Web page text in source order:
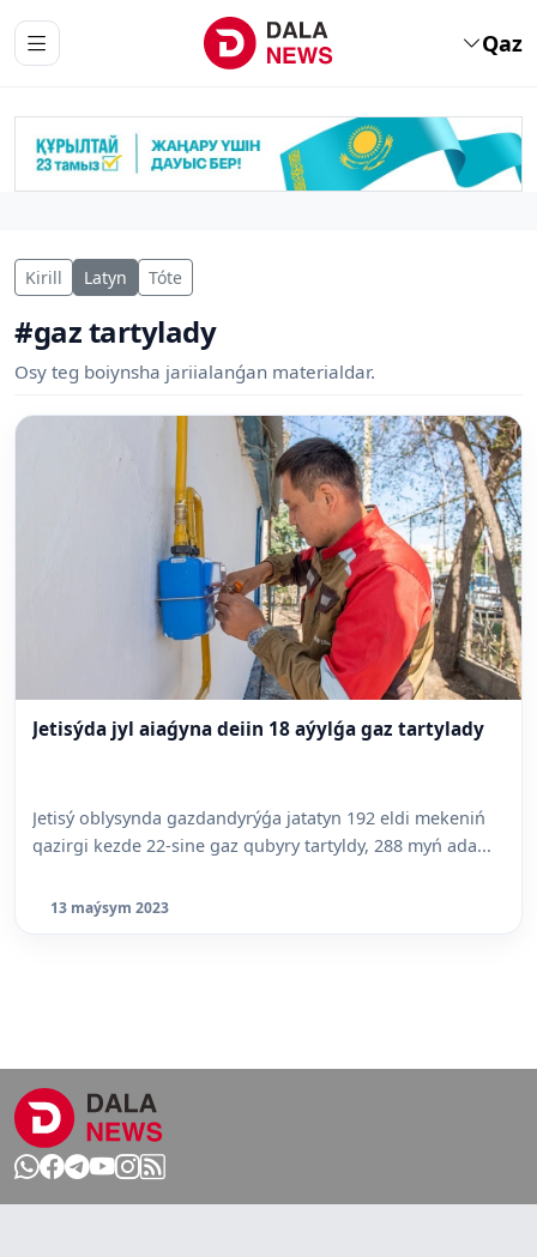
Qaz
Kirill Latyn Tóte
#gaz tartylady
Osy teg boiynsha jariialanǵan materialdar.
Jetisýda jyl aiaǵyna deiin 18 aýylǵa gaz tartylady
Jetisý oblysynda gazdandyrýǵa jatatyn 192 eldi mekeniń
qazirgi kezde 22-sine gaz qubyry tartyldy, 288 myń ada...
13 maýsym 2023